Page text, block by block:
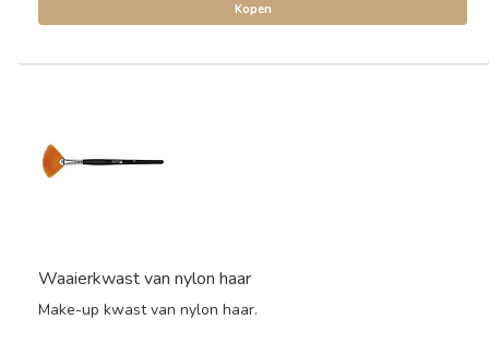
Kopen
Waaierkwast van nylon haar
Make-up kwast van nylon haar.